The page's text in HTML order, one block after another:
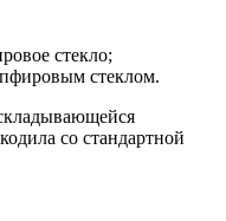
стекло;
стеклом.
со стандартной